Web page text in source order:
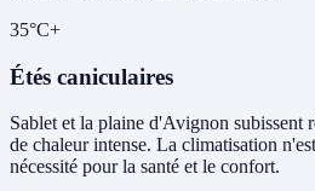
35°C+
Étés caniculaires
Sablet et la plaine d'Avignon subissent
de chaleur intense. La climatisation
nécessité pour la santé et le confort.